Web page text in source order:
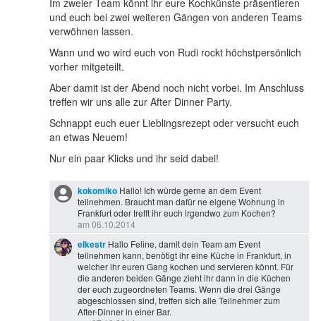
Im zweier Team könnt ihr eure Kochkünste präsentieren
und euch bei zwei weiteren Gängen von anderen Teams
verwöhnen lassen.
Wann und wo wird euch von Rudi rockt höchstpersönlich
vorher mitgeteilt.
Aber damit ist der Abend noch nicht vorbei. Im Anschluss
treffen wir uns alle zur After Dinner Party.
Schnappt euch euer Lieblingsrezept oder versucht euch
an etwas Neuem!
Nur ein paar Klicks und ihr seid dabei!
kokomiko Hallo! Ich würde gerne an dem Event
teilnehmen. Braucht man dafür ne eigene Wohnung in
Frankfurt oder trefft ihr euch irgendwo zum Kochen?
am 06.10.2014
elkestr Hallo Feline, damit dein Team am Event
teilnehmen kann, benötigt ihr eine Küche in Frankfurt, in
welcher ihr euren Gang kochen und servieren könnt. Für
die anderen beiden Gänge zieht ihr dann in die Küchen
der euch zugeordneten Teams. Wenn die drei Gänge
abgeschlossen sind, treffen sich alle Teilnehmer zum
After-Dinner in einer Bar.